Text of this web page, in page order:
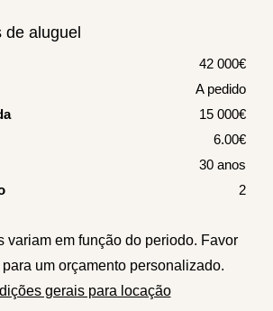
de aluguel
42 000€
A pedido
15 000€
6.00€
30 anos
2
variam em função do periodo. Favor
para um orçamento personalizado.
gerais para locação